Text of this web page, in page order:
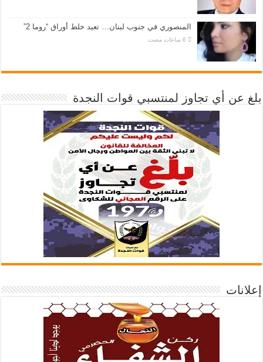
المنصوري في جنوب لبنان… تعيد خلط أوراق “روما 2”
بلغ عن أي تجاوز لمنتسبي قوات النجدة
إعلانات